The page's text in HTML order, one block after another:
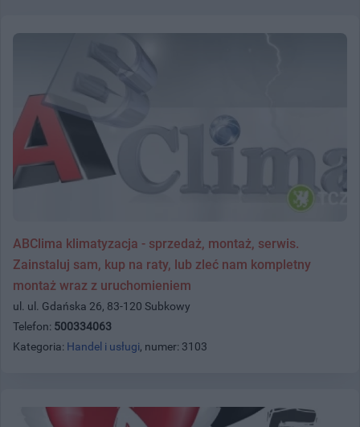
ABClima klimatyzacja - sprzedaż, montaż, serwis.
Zainstaluj sam, kup na raty, lub zleć nam kompletny
montaż wraz z uruchomieniem
ul. ul. Gdańska 26, 83-120 Subkowy
Telefon: 500334063
Kategoria: Handel i usługi, numer: 3103